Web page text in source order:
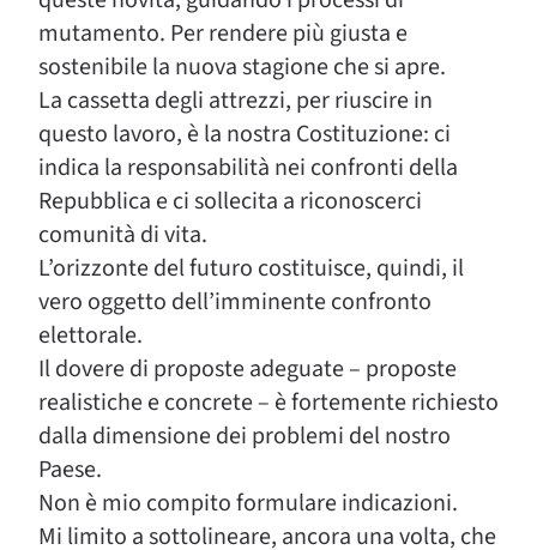
mutamento. Per rendere più giusta e
sostenibile la nuova stagione che si apre.
La cassetta degli attrezzi, per riuscire in
questo lavoro, è la nostra Costituzione: ci
indica la responsabilità nei confronti della
Repubblica e ci sollecita a riconoscerci
comunità di vita.
L’orizzonte del futuro costituisce, quindi, il
vero oggetto dell’imminente confronto
elettorale.
Il dovere di proposte adeguate – proposte
realistiche e concrete – è fortemente richiesto
dalla dimensione dei problemi del nostro
Paese.
Non è mio compito formulare indicazioni.
Mi limito a sottolineare, ancora una volta, che